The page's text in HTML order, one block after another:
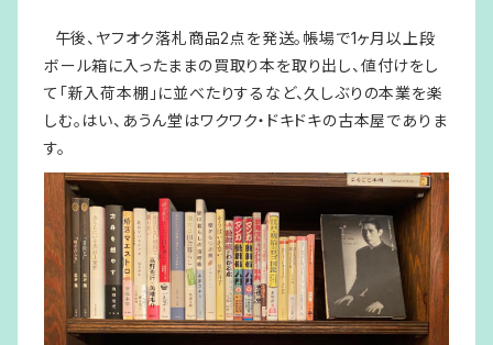
午後、ヤフオク落札商品2点を発送。帳場で1ヶ月以上段
ボール箱に入ったままの買取り本を取り出し、値付けをし
て「新入荷本棚」に並べたりするなど、久しぶりの本業を楽
しむ。はい、あうん堂はワクワク・ドキドキの古本屋でありま
す。